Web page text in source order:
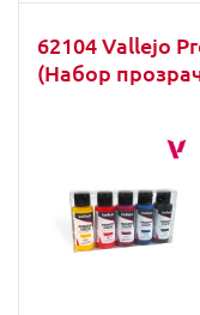
62104 Vallejo
(Набор